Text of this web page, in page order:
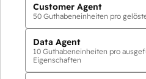
Customer Agent
50 Guthabeneinheiten pro
Data Agent
10 Guthabeneinheiten pro
Eigenschaften